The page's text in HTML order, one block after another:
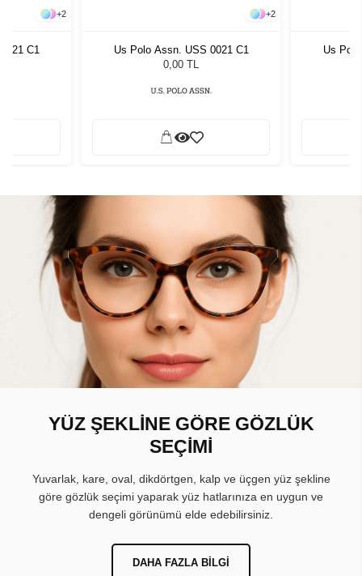
+2
C1
+2
Us Polo Assn. USS 0021 C1
0,00 TL
Us
YÜZ ŞEKLİNE GÖRE GÖZLÜK
SEÇİMİ
Yuvarlak, kare, oval, dikdörtgen, kalp ve üçgen yüz şekline
göre gözlük seçimi yaparak yüz hatlarınıza en uygun ve
dengeli görünümü elde edebilirsiniz.
DAHA FAZLA BILGI